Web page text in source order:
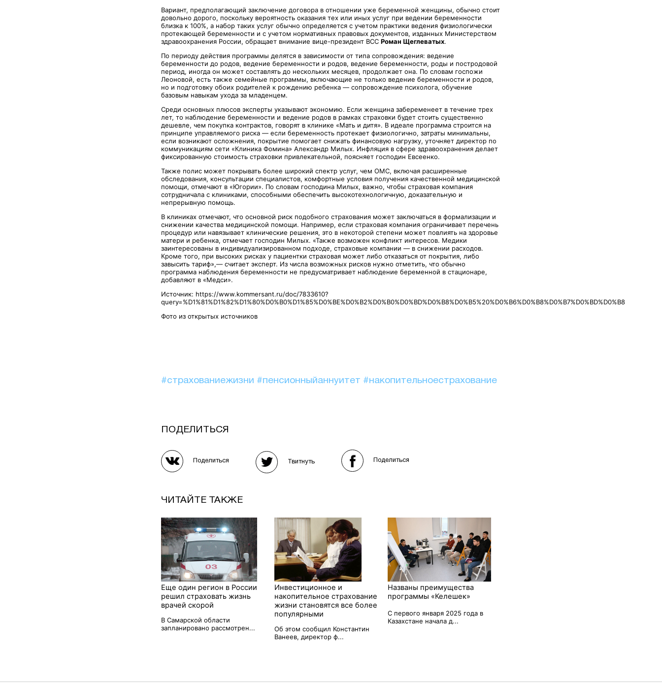
Вариант, предполагающий заключение договора в отношении уже беременной женщины, обычно стоит
довольно дорого, поскольку вероятность оказания тех или иных услуг при ведении беременности
близка к 100%, а набор таких услуг обычно определяется с учетом практики ведения физиологически
протекающей беременности и с учетом нормативных правовых документов, изданных Министерством
здравоохранения России, обращает внимание вице-президент ВСС Роман Щеглеватых.
По периоду действия программы делятся в зависимости от типа сопровождения: ведение
беременности до родов, ведение беременности и родов, ведение беременности, роды и постродовой
период, иногда он может составлять до нескольких месяцев, продолжает она. По словам госпожи
Леоновой, есть также семейные программы, включающие не только ведение беременности и родов,
но и подготовку обоих родителей к рождению ребенка — сопровождение психолога, обучение
базовым навыкам ухода за младенцем.
Среди основных плюсов эксперты указывают экономию. Если женщина забеременеет в течение трех
лет, то наблюдение беременности и ведение родов в рамках страховки будет стоить существенно
дешевле, чем покупка контрактов, говорят в клинике «Мать и дитя». В идеале программа строится на
принципе управляемого риска — если беременность протекает физиологично, затраты минимальны,
если возникают осложнения, покрытие помогает снижать финансовую нагрузку, уточняет директор по
коммуникациям сети «Клиника Фомина» Александр Милых. Инфляция в сфере здравоохранения делает
фиксированную стоимость страховки привлекательной, поясняет господин Евсеенко.
Также полис может покрывать более широкий спектр услуг, чем ОМС, включая расширенные
обследования, консультации специалистов, комфортные условия получения качественной медицинской
помощи, отмечают в «Югории». По словам господина Милых, важно, чтобы страховая компания
сотрудничала с клиниками, способными обеспечить высокотехнологичную, доказательную и
непрерывную помощь.
В клиниках отмечают, что основной риск подобного страхования может заключаться в формализации и
снижении качества медицинской помощи. Например, если страховая компания ограничивает перечень
процедур или навязывает клинические решения, это в некоторой степени может повлиять на здоровье
матери и ребенка, отмечает господин Милых. «Также возможен конфликт интересов. Медики
заинтересованы в индивидуализированном подходе, страховые компании — в снижении расходов.
Кроме того, при высоких рисках у пациентки страховая может либо отказаться от покрытия, либо
завысить тариф»,— считает эксперт. Из числа возможных рисков нужно отметить, что обычно
программа наблюдения беременности не предусматривает наблюдение беременной в стационаре,
добавляют в «Медси».
Источник: https://www.kommersant.ru/doc/7833610?
query=%D1%81%D1%82%D1%80%D0%B0%D1%85%D0%BE%D0%B2%D0%B0%D0%BD%D0%B8%D0%B5%20%D0%B6%D0%B8%D0%B7%D0%BD%D0%B8
Фото из открытых источников
#страхованиежизни #пенсионныйаннуитет #накопительноестрахование
ПОДЕЛИТЬСЯ
Поделиться Твитнуть Поделиться
ЧИТАЙТЕ ТАКЖЕ
Еще один регион в России
решил страховать жизнь
врачей скорой
В Самарской области
запланировано рассмотрен...
Инвестиционное и
накопительное страхование
жизни становятся все более
популярными
Об этом сообщил Константин
Ванеев, директор ф...
Названы преимущества
программы «Келешек»
С первого января 2025 года в
Казахстане начала д...